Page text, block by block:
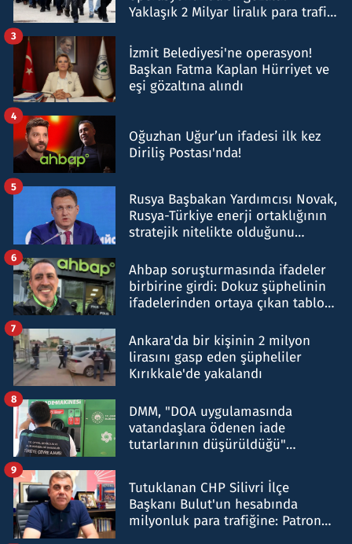
Yaklaşık 2 Milyar liralık para trafiği
İzmit Belediyesi'ne operasyon!
Başkan Fatma Kaplan Hürriyet ve
eşi gözaltına alındı
3
Oğuzhan Uğur’un ifadesi ilk kez
Diriliş Postası'nda!
4
Rusya Başbakan Yardımcısı Novak,
Rusya-Türkiye enerji ortaklığının
stratejik nitelikte olduğunu
5
Ahbap soruşturmasında ifadeler
birbirine girdi: Dokuz şüphelinin
ifadelerinden ortaya çıkan tablo
6
Ankara'da bir kişinin 2 milyon
lirasını gasp eden şüpheliler
Kırıkkale'de yakalandı
7
DMM, "DOA uygulamasında
vatandaşlara ödenen iade
tutarlarının düşürüldüğü"
8
Tutuklanan CHP Silivri İlçe
Başkanı Bulut'un hesabında
milyonluk para trafiğine: Patron
9